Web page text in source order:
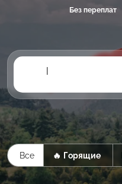
Без переплат
|
Все 🔥 Горящие